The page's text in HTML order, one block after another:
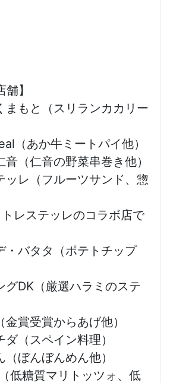
】
まもと（スリランカカリー
（あか牛ミートパイ他）
音（仁音の野菜串巻き他）
ッレ（フルーツサンド、惣
レステッレのコラボ店で
・バタタ（ポテトチップ
グDK（厳選ハラミのステ
金賞受賞からあげ他）
ダ（スペイン料理）
（ぼんぼんめん他）
低糖質マリトッツォ、低